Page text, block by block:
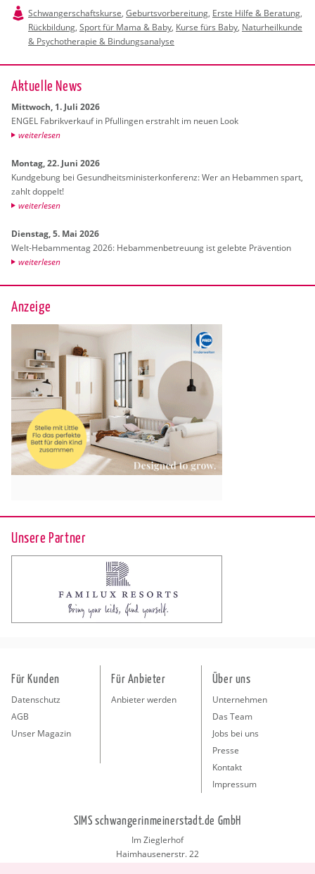
Schwangerschaftskurse, Geburtsvorbereitung, Erste Hilfe & Beratung,
Rückbildung, Sport für Mama & Baby, Kurse fürs Baby, Naturheilkunde
& Psychotherapie & Bindungsanalyse
Ak­tu­el­le News
Mitt­woch, 1. Juli 2026
ENGEL Fa­brik­ver­kauf in Pful­lin­gen er­strahlt im neuen Look
wei­ter­le­sen
Mon­tag, 22. Juni 2026
Kund­ge­bung bei Ge­sund­heits­mi­nis­ter­kon­fe­renz: Wer an Heb­am­men spart,
zahlt dop­pelt!
wei­ter­le­sen
Diens­tag, 5. Mai 2026
Welt-Heb­am­men­tag 2026: Heb­am­men­be­treu­ung ist ge­leb­te Prä­ven­ti­on
wei­ter­le­sen
Anzeige
Unsere Partner
Für Kunden
Datenschutz
AGB
Unser Magazin
Für Anbieter
Anbieter werden
Über uns
Unternehmen
Das Team
Jobs bei uns
Presse
Kontakt
Impressum
SIMS schwangerinmeinerstadt.de GmbH
Im Zieglerhof
Haimhausenerstr. 22